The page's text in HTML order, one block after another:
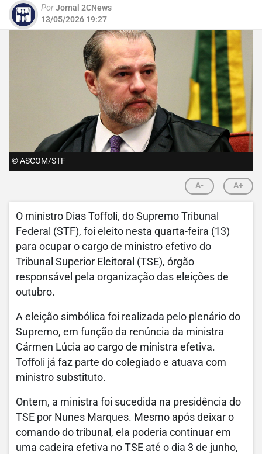
PorJornal 2CNews
13/05/2026 19:27
© ASCOM/STF
A- A+
O ministro Dias Toffoli, do Supremo Tribunal
Federal (STF), foi eleito nesta quarta-feira (13)
para ocupar o cargo de ministro efetivo do
Tribunal Superior Eleitoral (TSE), órgão
responsável pela organização das eleições de
outubro.
A eleição simbólica foi realizada pelo plenário do
Supremo, em função da renúncia da ministra
Cármen Lúcia ao cargo de ministra efetiva.
Toffoli já faz parte do colegiado e atuava com
ministro substituto.
Ontem, a ministra foi sucedida na presidência do
TSE por Nunes Marques. Mesmo após deixar o
comando do tribunal, ela poderia continuar em
uma cadeira efetiva no TSE até o dia 3 de junho,